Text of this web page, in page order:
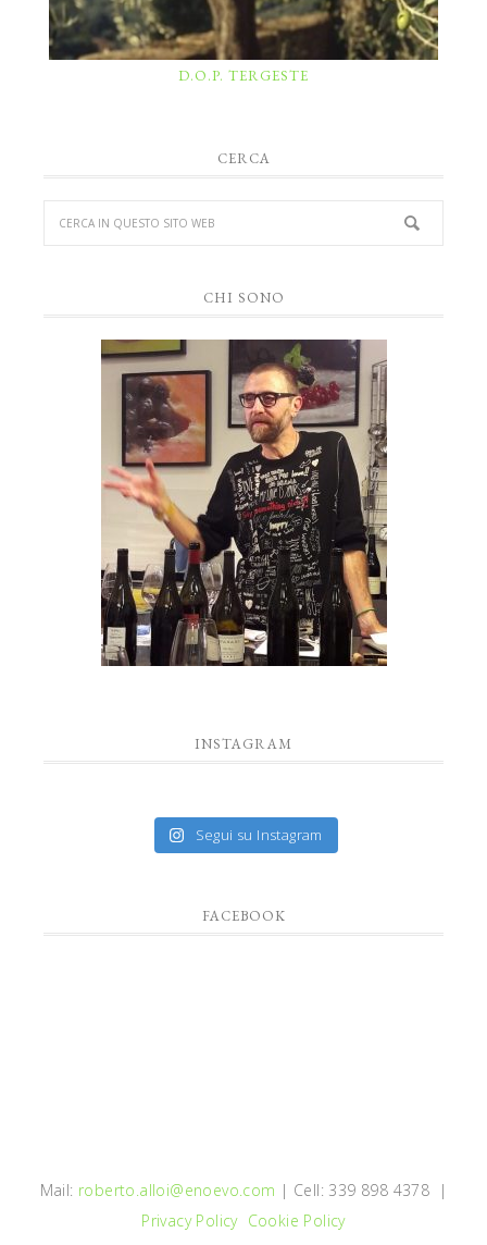
D.O.P. TERGESTE
CERCA
CHI SONO
INSTAGRAM
Segui su Instagram
FACEBOOK
Mail: roberto.alloi@enoevo.com | Cell: 339 898 4378 |
Privacy Policy Cookie Policy